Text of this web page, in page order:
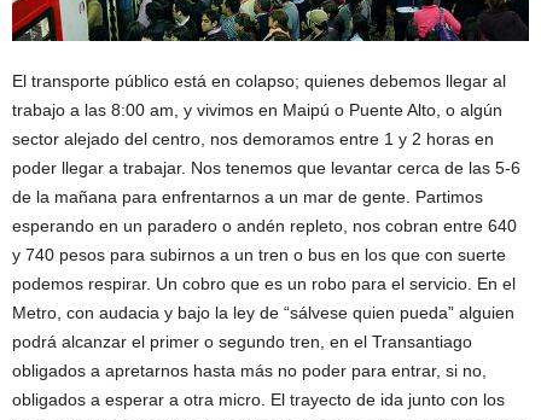
El transporte público está en colapso; quienes debemos llegar al
trabajo a las 8:00 am, y vivimos en Maipú o Puente Alto, o algún
sector alejado del centro, nos demoramos entre 1 y 2 horas en
poder llegar a trabajar. Nos tenemos que levantar cerca de las 5-6
de la mañana para enfrentarnos a un mar de gente. Partimos
esperando en un paradero o andén repleto, nos cobran entre 640
y 740 pesos para subirnos a un tren o bus en los que con suerte
podemos respirar. Un cobro que es un robo para el servicio. En el
Metro, con audacia y bajo la ley de “sálvese quien pueda” alguien
podrá alcanzar el primer o segundo tren, en el Transantiago
obligados a apretarnos hasta más no poder para entrar, si no,
obligados a esperar a otra micro. El trayecto de ida junto con los